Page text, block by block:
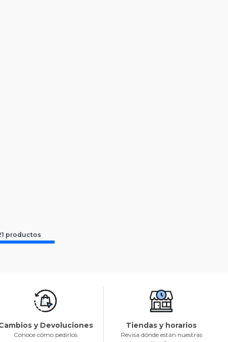
productos
y Devoluciones
Conoce cómo pedirlos
Tiendas y horarios
Revisa dónde están nuestras